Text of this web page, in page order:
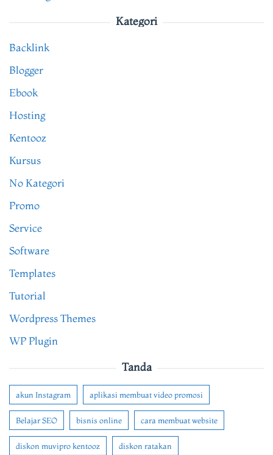
Kategori
Backlink
Blogger
Ebook
Hosting
Kentooz
Kursus
No Kategori
Promo
Service
Software
Templates
Tutorial
Wordpress Themes
WP Plugin
Tanda
akun Instagram aplikasi membuat video promosi
Belajar SEO bisnis online cara membuat website
diskon muvipro kentooz diskon ratakan